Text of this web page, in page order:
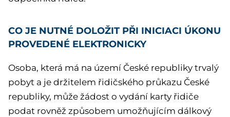
CO JE NUTNÉ DOLOŽIT PŘI INICIACI ÚKONU
PROVEDENÉ ELEKTRONICKY
Osoba, která má na území České republiky trvalý
pobyt a je držitelem řidičského průkazu České
republiky, může žádost o vydání karty řidiče
podat rovněž způsobem umožňujícím dálkový